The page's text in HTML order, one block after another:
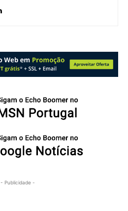
- Publicidade -